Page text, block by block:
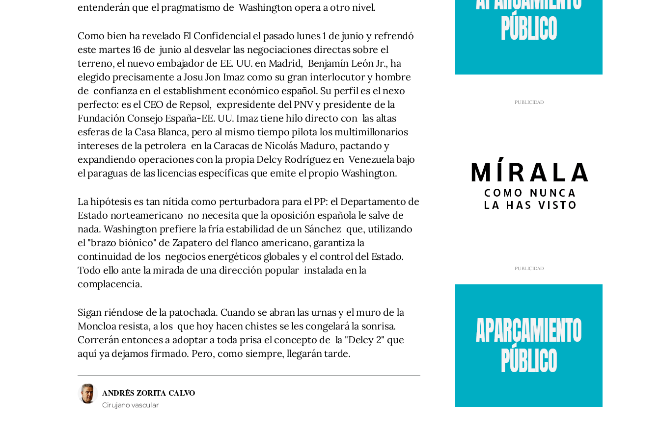
entenderán que el pragmatismo de Washington opera a otro nivel.
Como bien ha revelado El Confidencial el pasado lunes 1 de junio y refrendó
este martes 16 de junio al desvelar las negociaciones directas sobre el
terreno, el nuevo embajador de EE. UU. en Madrid, Benjamín León Jr., ha
elegido precisamente a Josu Jon Imaz como su gran interlocutor y hombre
de confianza en el establishment económico español. Su perfil es el nexo
perfecto: es el CEO de Repsol, expresidente del PNV y presidente de la
Fundación Consejo España-EE. UU. Imaz tiene hilo directo con las altas
esferas de la Casa Blanca, pero al mismo tiempo pilota los multimillonarios
intereses de la petrolera en la Caracas de Nicolás Maduro, pactando y
expandiendo operaciones con la propia Delcy Rodríguez en Venezuela bajo
el paraguas de las licencias específicas que emite el propio Washington.
La hipótesis es tan nítida como perturbadora para el PP: el Departamento de
Estado norteamericano no necesita que la oposición española le salve de
nada. Washington prefiere la fría estabilidad de un Sánchez que, utilizando
el "brazo biónico" de Zapatero del flanco americano, garantiza la
continuidad de los negocios energéticos globales y el control del Estado.
Todo ello ante la mirada de una dirección popular instalada en la
complacencia.
Sigan riéndose de la patochada. Cuando se abran las urnas y el muro de la
Moncloa resista, a los que hoy hacen chistes se les congelará la sonrisa.
Correrán entonces a adoptar a toda prisa el concepto de la "Delcy 2" que
aquí ya dejamos firmado. Pero, como siempre, llegarán tarde.
ANDRÉS ZORITA CALVO
Cirujano vascular